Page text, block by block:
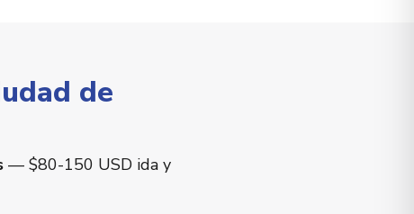
de
— $80-150 USD ida y